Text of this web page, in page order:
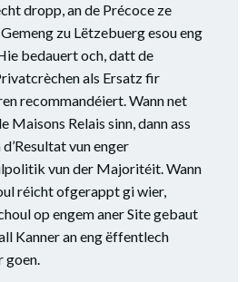
dropp, an de Précoce ze
zu Lëtzebuerg esou eng
bedauert och, datt de
als Ersatz fir
recommandéiert. Wann net
Maisons Relais sinn, dann ass
vun enger
vun der Majoritéit. Wann
réicht ofgerappt gi wier,
op engem aner Site gebaut
Kanner an eng ëffentlech
goen.